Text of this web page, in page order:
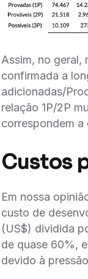
Assim, no geral,
confirmada a
adicionadas/
relação 1P/2P
correspondem
Custos
Em nossa
custo de
(US$) dividida
de quase 60%,
devido à